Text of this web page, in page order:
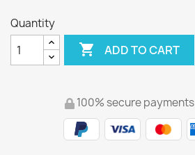
Quantity
 ADD TO CART
100% secure payments